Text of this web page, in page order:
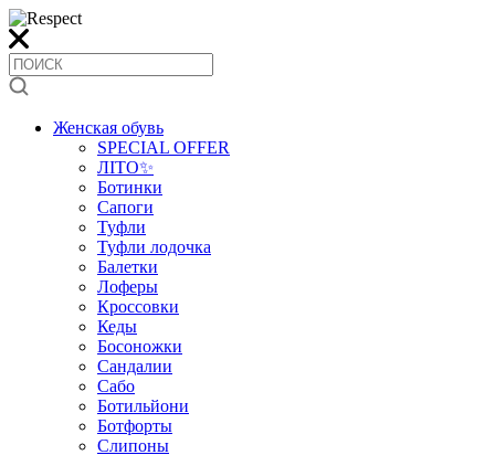
Женская обувь
SPECIAL OFFER
ЛІТО✨
Ботинки
Сапоги
Туфли
Туфли лодочка
Балетки
Лоферы
Кроссовки
Кеды
Босоножки
Сандалии
Сабо
Ботильйони
Ботфорты
Слипоны